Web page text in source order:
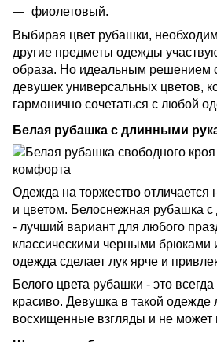
фиолетовый.
Выбирая цвет рубашки,
другие предметы одежды
образа. Но идеальным решением
девушек универсальных цветов,
гармонично сочетаться с любой
Белая рубашка с длинными
Одежда на торжество отличается
и цветом. Белоснежная рубашка
- лучший вариант для любого
классическими черными брюками
одежда сделает лук ярче и
Белого цвета рубашки - это
красиво. Девушка в такой одежде
восхищенные взгляды и не может